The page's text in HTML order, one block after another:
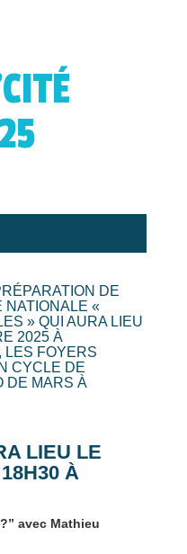
DE
NATIONALE «
» QUI AURA LIEU
2025 À
LES FOYERS
CYCLE DE
DE MARS À
LIEU LE
À
avec Mathieu